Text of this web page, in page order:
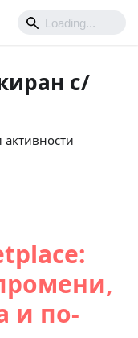
с/
активности
и по-